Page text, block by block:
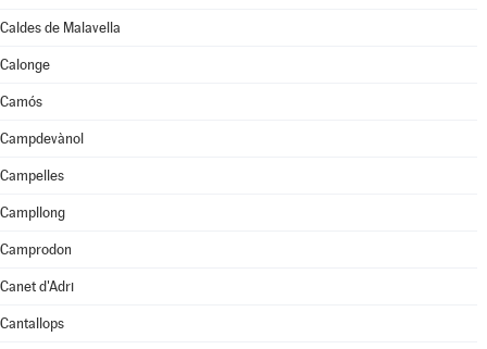
Caldes de Malavella
Calonge
Camós
Campdevànol
Campelles
Campllong
Camprodon
Canet d'Adri
Cantallops